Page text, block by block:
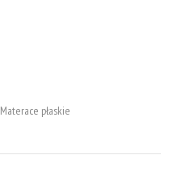
Materace płaskie